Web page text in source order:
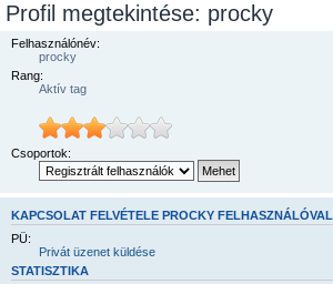
Profil megtekintése: procky
Felhasználónév:
procky
Rang:
Aktív tag
Csoportok:
KAPCSOLAT FELVÉTELE PROCKY FELHASZNÁLÓVAL
PÜ:
Privát üzenet küldése
STATISZTIKA